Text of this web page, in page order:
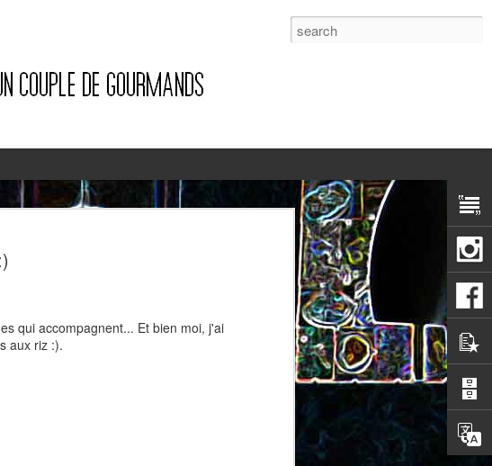
qui accompagnent... Et bien moi, j'ai
aux riz :).
Pizza à la pancetta et à la